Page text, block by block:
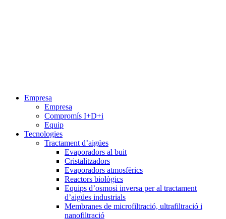
Empresa
Empresa
Compromís I+D+i
Equip
Tecnologies
Tractament d’aigües
Evaporadors al buit
Cristalitzadors
Evaporadors atmosfèrics
Reactors biològics
Equips d’osmosi inversa per al tractament
d’aigües industrials
Membranes de microfiltració, ultrafiltració i
nanofiltració